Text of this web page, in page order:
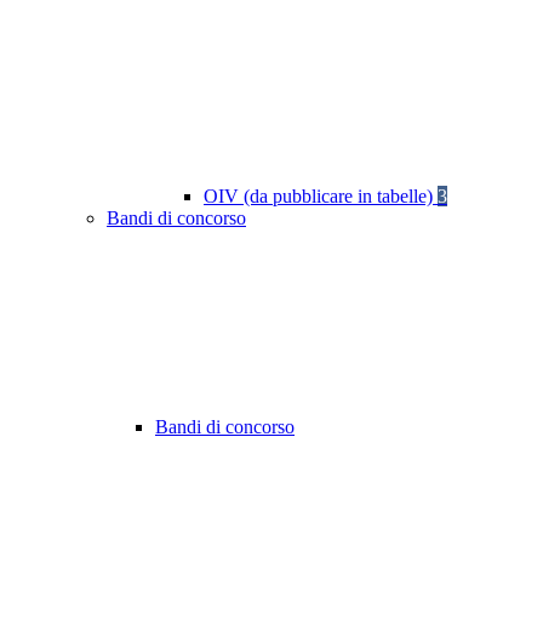
OIV (da pubblicare in tabelle) 3
Bandi di concorso
Bandi di concorso